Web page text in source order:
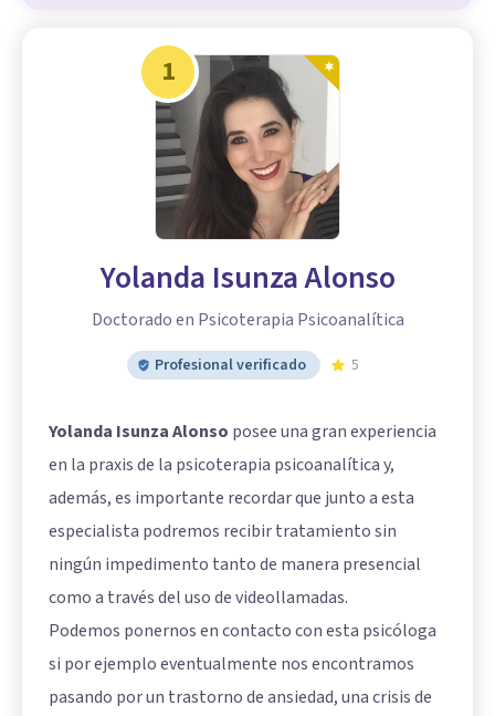
1
Yolanda Isunza Alonso
Doctorado en Psicoterapia Psicoanalítica
Profesional verificado 5
Yolanda Isunza Alonso posee una gran experiencia
en la praxis de la psicoterapia psicoanalítica y,
además, es importante recordar que junto a esta
especialista podremos recibir tratamiento sin
ningún impedimento tanto de manera presencial
como a través del uso de videollamadas.
Podemos ponernos en contacto con esta psicóloga
si por ejemplo eventualmente nos encontramos
pasando por un trastorno de ansiedad, una crisis de